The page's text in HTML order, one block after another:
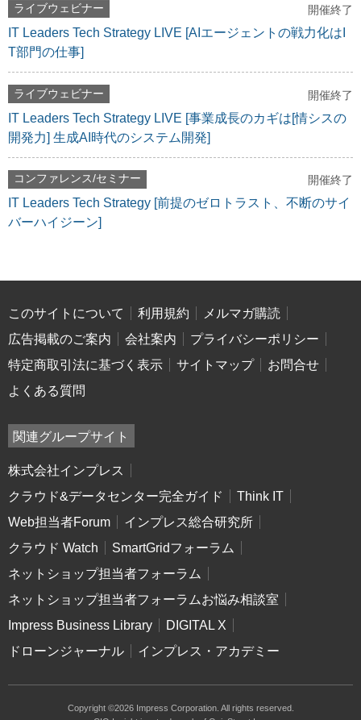
ライブウェビナー 開催終了
IT Leaders Tech Strategy LIVE [AIエージェントの戦力化はI
T部門の仕事]
ライブウェビナー 開催終了
IT Leaders Tech Strategy LIVE [事業成長のカギは[情シスの
開発力] 生成AI時代のシステム開発]
コンファレンス/セミナー 開催終了
IT Leaders Tech Strategy [前提のゼロトラスト、不断のサイ
バーハイジーン]
このサイトについて 利用規約
メルマガ購読
広告掲載のご案内
会社案内
プライバシーポリシー
特定商取引法に基づく表示
サイトマップ
お問合せ
よくある質問
関連グループサイト
株式会社インプレス
クラウド&データセンター完全ガイド
Think IT
Web担当者Forum
インプレス総合研究所
クラウド Watch
SmartGridフォーラム
ネットショップ担当者フォーラム
ネットショップ担当者フォーラムお悩み相談室
Impress Business Library
DIGITAL X
ドローンジャーナル
インプレス・アカデミー
Copyright ©2026 Impress Corporation. All rights reserved.